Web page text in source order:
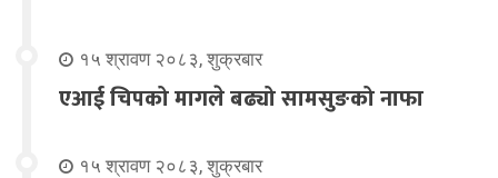
१५ श्रावण २०८३, शुक्रबार
एआई चिपको मागले बढ्यो सामसुङको नाफा
१५ श्रावण २०८३, शुक्रबार